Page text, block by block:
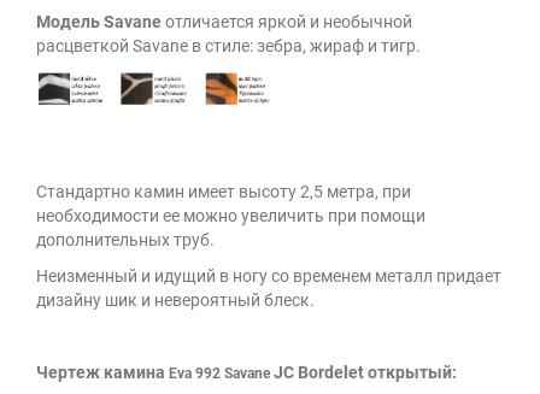
МодельSavaneотличается яркой и необычной
расцветкой Savane в стиле: зебра, жираф и тигр.
Стандартно камин имеет высоту 2,5 метра, при
необходимости ее можно увеличить при помощи
дополнительных труб.
Неизменный и идущий в ногу со временем металл придает
дизайну шик и невероятный блеск.
Чертеж камина Eva 992 Savane JC Bordelet открытый: